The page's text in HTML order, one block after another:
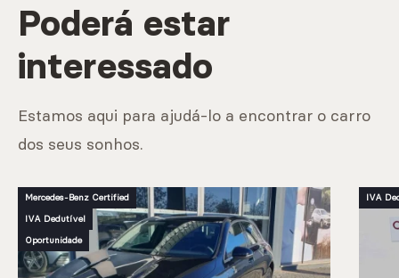
Poderá estar
interessado
Estamos aqui para ajudá-lo a encontrar o carro
dos seus sonhos.
Mercedes-Benz Certified
IVA Dedutível
Oportunidade
IVA